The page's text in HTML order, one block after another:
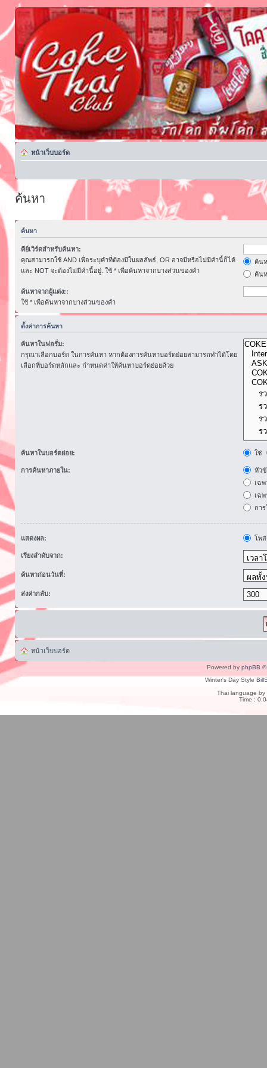
หน้าเว็บบอร์ด
ค้นหา
ค้นหา
คีย์เวิร์ดสำหรับค้นหา:
คุณสามารถใช้ AND เพื่อระบุคำที่ต้องมีในผลลัพธ์, OR อาจมีหรือไม่มีคำนี้ก็ได้
และ NOT จะต้องไม่มีคำนี้อยู่. ใช้ * เพื่อค้นหาจากบางส่วนของคำ
ค้น
ค้น
ค้นหาจากผู้แต่ง::
ใช้ * เพื่อค้นหาจากบางส่วนของคำ
ตั้งค่าการค้นหา
ค้นหาในฟอรั่ม:
กรุณาเลือกบอร์ด ในการค้นหา หากต้องการค้นหาบอร์ดย่อยสามารถทำได้โดย
เลือกที่บอร์ดหลักและ กำหนดค่าให้ค้นหาบอร์ดย่อยด้วย
ค้นหาในบอร์ดย่อย: ใช่
การค้นหาภายใน:
หัว
เฉ
เฉ
กา
แสดงผล: โพ
เรียงลำดับจาก:
ค้นหาก่อนวันที่:
ส่งค่ากลับ:
หน้าเว็บบอร์ด
Powered by phpBB ©
Winter's Day Style
Thai language by
Time :